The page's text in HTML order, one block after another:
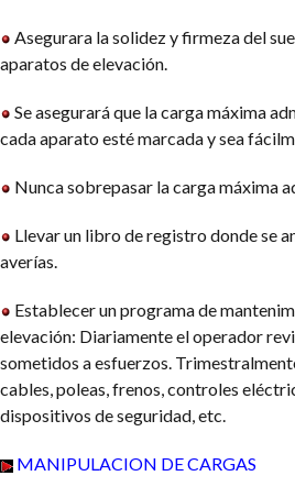
Asegurara la solidez y firmeza del
aparatos de elevación.
Se asegurará que la carga máxima
cada aparato esté marcada y sea
Nunca sobrepasar la carga máxima
Llevar un libro de registro donde se
averías.
Establecer un programa de
elevación: Diariamente el operador
sometidos a esfuerzos.
cables, poleas, frenos, controles
dispositivos de seguridad, etc.
MANIPULACION DE CARGAS